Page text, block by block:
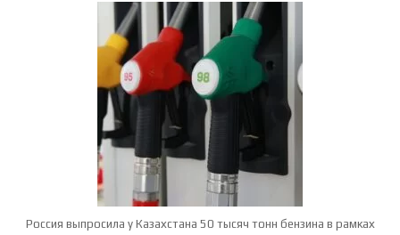
Россия выпросила у Казахстана 50 тысяч тонн бензина в рамках